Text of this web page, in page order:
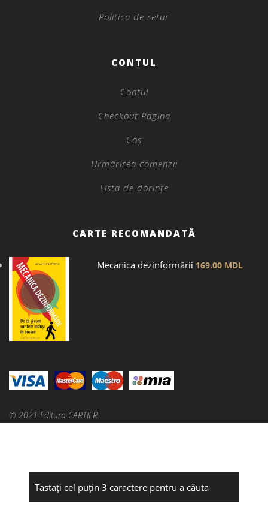
Politica de retur
CONTUL
Contul
Checkout Pagina
Coș
Urmărirea comenzii
Lista de dorințe
CARTE RECOMANDATĂ
Mecanica dezinformării 169.00 MDL
© 2021 Editura CARTIER.